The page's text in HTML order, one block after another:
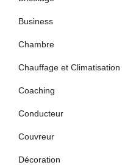
Business
Chambre
Chauffage et Climatisation
Coaching
Conducteur
Couvreur
Décoration